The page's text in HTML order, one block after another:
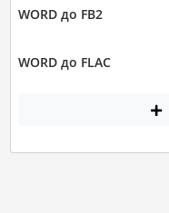
WORD до FB2
WORD до FLAC